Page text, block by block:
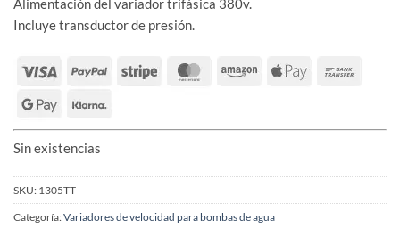
Incluye transductor de presión.
Sin existencias
SKU: 1305TT
Categoría:Variadores de velocidad para bombas de agua